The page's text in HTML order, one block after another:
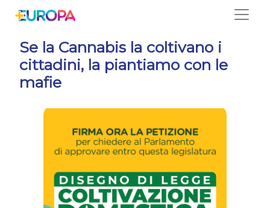
Se la Cannabis la coltivano i
cittadini, la piantiamo con le
mafie